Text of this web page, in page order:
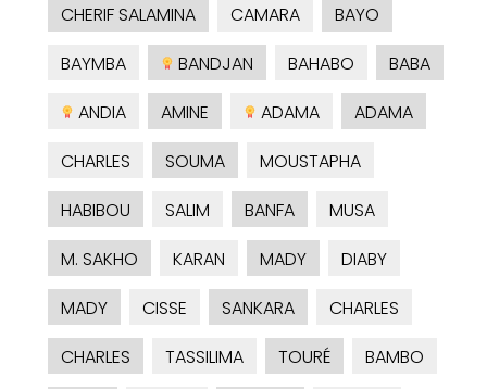
CHERIF SALAMINA
CAMARA
BAYO
BAYMBA
BANDJAN BAHABO
BABA
ANDIA
AMINE ADAMA
ADAMA
CHARLES
SOUMA
MOUSTAPHA
HABIBOU
SALIM BANFA
MUSA
M. SAKHO
KARAN MADY
DIABY
MADY
CISSE SANKARA
CHARLES
CHARLES
TASSILIMA TOURÉ
BAMBO